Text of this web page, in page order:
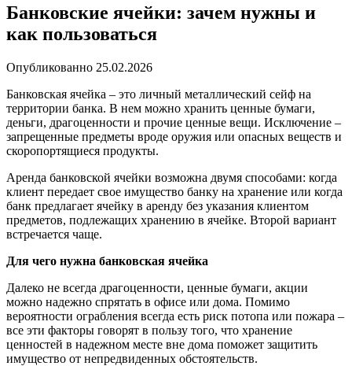
Банковские ячейки: зачем нужны и
как пользоваться
Опубликованно 25.02.2026
Банковская ячейка – это личный металлический сейф на
территории банка. В нем можно хранить ценные бумаги,
деньги, драгоценности и прочие ценные вещи. Исключение –
запрещенные предметы вроде оружия или опасных веществ и
скоропортящиеся продукты.
Аренда банковской ячейки возможна двумя способами: когда
клиент передает свое имущество банку на хранение или когда
банк предлагает ячейку в аренду без указания клиентом
предметов, подлежащих хранению в ячейке. Второй вариант
встречается чаще.
Для чего нужна банковская ячейка
Далеко не всегда драгоценности, ценные бумаги, акции
можно надежно спрятать в офисе или дома. Помимо
вероятности ограбления всегда есть риск потопа или пожара –
все эти факторы говорят в пользу того, что хранение
ценностей в надежном месте вне дома поможет защитить
имущество от непредвиденных обстоятельств.